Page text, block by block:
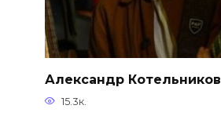
Александр Котельников
15.3к.